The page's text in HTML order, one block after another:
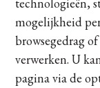
mogelijkheid
browsegedrag
verwerken. U
pagina via de